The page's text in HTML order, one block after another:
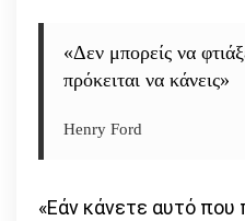
«Δεν μπορείς να
πρόκειται να κάνεις»
Henry Ford
«Εάν κάνετε αυτό που